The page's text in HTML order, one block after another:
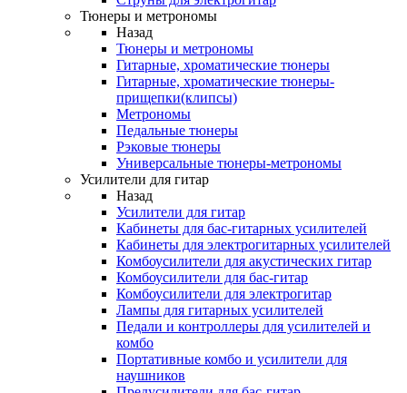
Тюнеры и метрономы
Назад
Тюнеры и метрономы
Гитарные, хроматические тюнеры
Гитарные, хроматические тюнеры-
прищепки(клипсы)
Метрономы
Педальные тюнеры
Рэковые тюнеры
Универсальные тюнеры-метрономы
Усилители для гитар
Назад
Усилители для гитар
Кабинеты для бас-гитарных усилителей
Кабинеты для электрогитарных усилителей
Комбоусилители для акустических гитар
Комбоусилители для бас-гитар
Комбоусилители для электрогитар
Лампы для гитарных усилителей
Педали и контроллеры для усилителей и
комбо
Портативные комбо и усилители для
наушников